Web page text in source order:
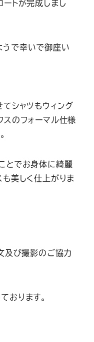
ートが完成しまし
うで幸いで御座い
てシャツもウィング
スのフォーマル仕様
とでお身体に綺麗
も美しく仕上がりま
及び撮影のご協力
おります。